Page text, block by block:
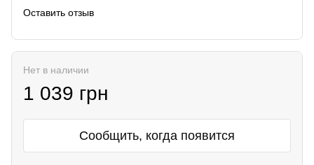
Оставить отзыв
Нет в наличии
1 039 грн
Сообщить, когда появится